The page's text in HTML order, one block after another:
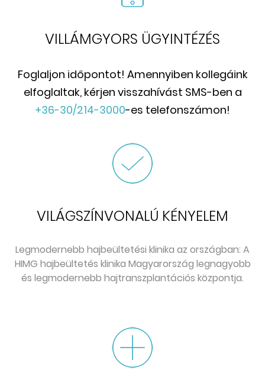
VILLÁMGYORS ÜGYINTÉZÉS
Foglaljon időpontot! Amennyiben kollegáink
elfoglaltak, kérjen visszahívást SMS-ben a
+36-30/214-3000-es telefonszámon!
VILÁGSZÍNVONALÚ KÉNYELEM
Legmodernebb hajbeültetési klinika az országban: A
HIMG hajbeültetés klinika Magyarország legnagyobb
és legmodernebb hajtranszplantációs központja.